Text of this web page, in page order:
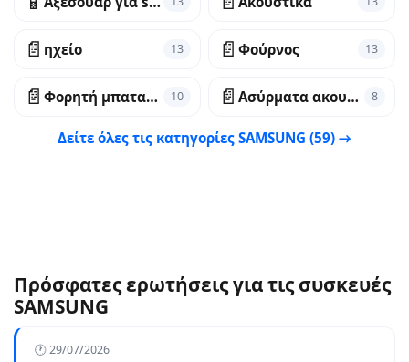
📄 ηχείο 13 📄 Φούρνος 13
📄 Φορητή μπαταρία 10 📄 Ασύρματα ακουστικά 8
Δείτε όλες τις κατηγορίες SAMSUNG (59) →
Πρόσφατες ερωτήσεις για τις συσκευές
SAMSUNG
🕐 29/07/2026